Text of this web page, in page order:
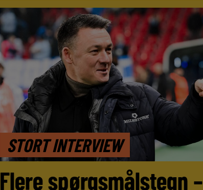
STORT INTERVIEW
Flere spørgsmålstegn –
// LIVE